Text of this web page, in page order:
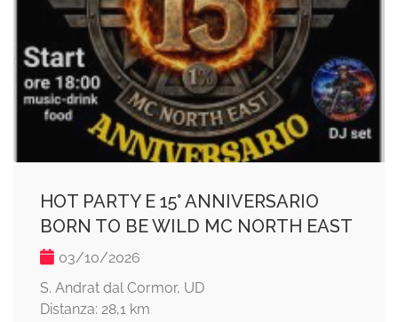
HOT PARTY E 15° ANNIVERSARIO
BORN TO BE WILD MC NORTH EAST
03/10/2026
S. Andrat dal Cormor, UD
Distanza: 28,1 km